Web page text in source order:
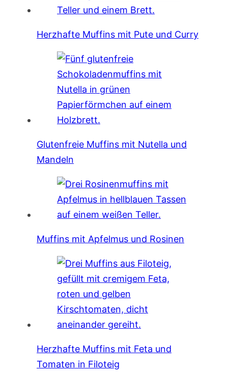
Herzhafte Muffins mit Pute und Curry
Glutenfreie Muffins mit Nutella und
Mandeln
Muffins mit Apfelmus und Rosinen
Herzhafte Muffins mit Feta und
Tomaten in Filoteig